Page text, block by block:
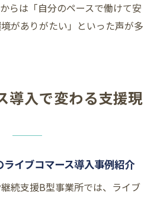
らは「自分のペースで働けて安
がありがたい」といった声が多
導入で変わる支援現
イブコマース導入事例紹介
続支援B型事業所では、ライブ